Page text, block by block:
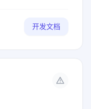
开发文档